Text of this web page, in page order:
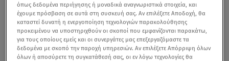
όπως δεδομένα περιήγησης ή μοναδικά αναγνωριστικά στοιχεία, και
έχουμε πρόσβαση σε αυτά στη συσκευή σας. Αν επιλέξετε Αποδοχή, θα
καταστεί δυνατή η ενεργοποίηση τεχνολογιών παρακολούθησης
προκειμένου να υποστηριχθούν οι σκοποί που εμφανίζονται παρακάτω,
για τους οποίους εμείς και οι συνεργάτες μας επεξεργαζόμαστε τα
δεδομένα με σκοπό την παροχή υπηρεσιών. Αν επιλέξετε Απόρριψη όλων
όλων ή αποσύρετε τη συγκατάθεσή σας, οι εν λόγω τεχνολογίες θα